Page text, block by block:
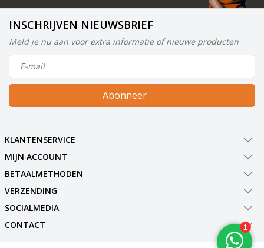
INSCHRIJVEN NIEUWSBRIEF
Meld je nu aan voor extra informatie of nieuwe producten
Abonneer
KLANTENSERVICE
MIJN ACCOUNT
BETAALMETHODEN
VERZENDING
SOCIALMEDIA
CONTACT